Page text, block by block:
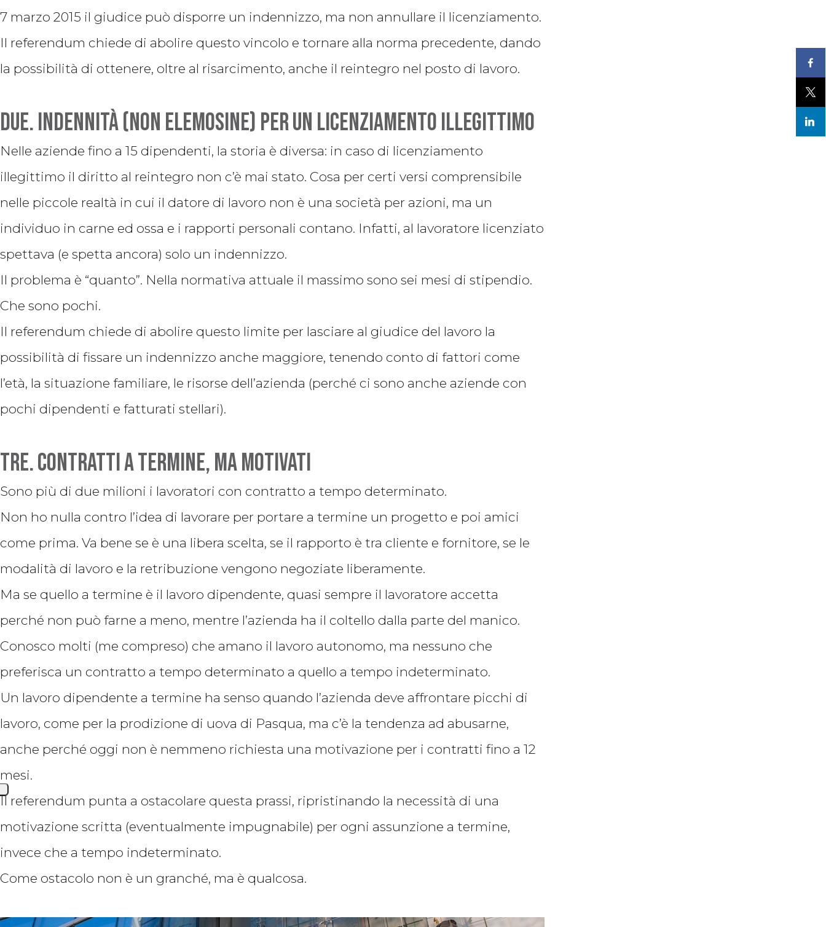
7 marzo 2015 il giudice può disporre un indennizzo, ma non annullare il licenziamento.
Il referendum chiede di abolire questo vincolo e tornare alla norma precedente, dando
la possibilità di ottenere, oltre al risarcimento, anche il reintegro nel posto di lavoro.
Due. Indennità (non elemosine) per un licenziamento illegittimo
Nelle aziende fino a 15 dipendenti, la storia è diversa: in caso di licenziamento
illegittimo il diritto al reintegro non c’è mai stato. Cosa per certi versi comprensibile
nelle piccole realtà in cui il datore di lavoro non è una società per azioni, ma un
individuo in carne ed ossa e i rapporti personali contano. Infatti, al lavoratore licenziato
spettava (e spetta ancora) solo un indennizzo.
Il problema è “quanto”. Nella normativa attuale il massimo sono sei mesi di stipendio.
Che sono pochi.
Il referendum chiede di abolire questo limite per lasciare al giudice del lavoro la
possibilità di fissare un indennizzo anche maggiore, tenendo conto di fattori come
l’età, la situazione familiare, le risorse dell’azienda (perché ci sono anche aziende con
pochi dipendenti e fatturati stellari).
Tre. Contratti a termine, ma motivati
Sono più di due milioni i lavoratori con contratto a tempo determinato.
Non ho nulla contro l’idea di lavorare per portare a termine un progetto e poi amici
come prima. Va bene se è una libera scelta, se il rapporto è tra cliente e fornitore, se le
modalità di lavoro e la retribuzione vengono negoziate liberamente.
Ma se quello a termine è il lavoro dipendente, quasi sempre il lavoratore accetta
perché non può farne a meno, mentre l’azienda ha il coltello dalla parte del manico.
Conosco molti (me compreso) che amano il lavoro autonomo, ma nessuno che
preferisca un contratto a tempo determinato a quello a tempo indeterminato.
Un lavoro dipendente a termine ha senso quando l’azienda deve affrontare picchi di
lavoro, come per la prodizione di uova di Pasqua, ma c’è la tendenza ad abusarne,
anche perché oggi non è nemmeno richiesta una motivazione per i contratti fino a 12
mesi.
Il referendum punta a ostacolare questa prassi, ripristinando la necessità di una
motivazione scritta (eventualmente impugnabile) per ogni assunzione a termine,
invece che a tempo indeterminato.
Come ostacolo non è un granché, ma è qualcosa.